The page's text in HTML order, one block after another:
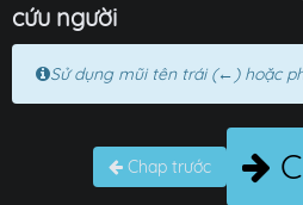
cứu người
Sử dụng mũi tên trái (←) hoặc
Chap trước